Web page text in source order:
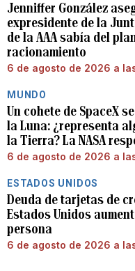
Jenniffer González
expresidente de la
de la AAA sabía del
racionamiento
6 de agosto de 2026 a
MUNDO
Un cohete de SpaceX
la Luna: ¿representa
la Tierra? La NASA
6 de agosto de 2026 a
ESTADOS UNIDOS
Deuda de tarjetas de
Estados Unidos
persona
6 de agosto de 2026 a